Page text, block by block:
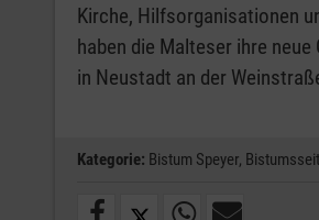
Kirche, Hilfsorganisationen
haben die Malteser ihre neue
in Neustadt an der
Kategorie: Bistum Speyer,